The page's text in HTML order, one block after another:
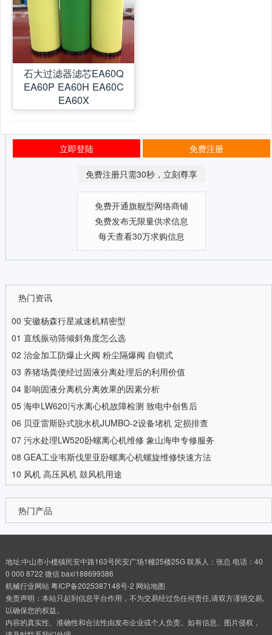
石大过滤器滤芯EA60Q
EA60P EA60H EA60C
EA60X
立即登陆 免费注册
免费注册只需30秒，立刻尊享
免费开通旗舰型网络商铺
免费发布无限量供求信息
每天查看30万求购信息
热门资讯
00 安徽杨森行星减速机精密型
01 直线振动筛倾斜角度怎么选
02 治金加工防爆止火阀 粉尘隔爆阀 自锁式
03 养猪场粪便经过固液分离处理后的利用价值
04 影响固液分离机分离效果的因素分析
05 海申LW620污水离心机故障检测 致电中创售后
06 贝亚雷斯卧式脱水机JUMBO-2设备堵机 定损排查
07 污水处理LW520卧螺离心机维修 象山海申专修服务
08 GEA工业韦斯伐里亚卧螺离心机螺旋维修快速方法
10 风机 高压风机 鼓风机用途
热门产品
地址:中山市小榄镇民安中路163号民安广场1幢25楼25G 联系人：张总 电话：40
0 000 8722 微信 baxi188699386
机械行业网站粤ICP备2025387148号-2 网站地图
免责声明：本站只起到信息平台作用，不为交易经过负任何责任,请双方谨慎交易,
以确保您的权益。
内容的真实性、准确性和合法性由发布企业或个人负责。如有信息、图片侵权，